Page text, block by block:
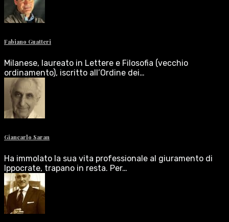
Fabiano Guatteri
Milanese, laureato in Lettere e Filosofia (vecchio
ordinamento), iscritto all’Ordine dei…
Giancarlo Saran
Ha immolato la sua vita professionale al giuramento di
Ippocrate, trapano in resta. Per…